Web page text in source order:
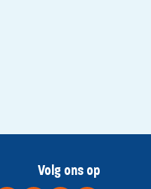
Volg ons op